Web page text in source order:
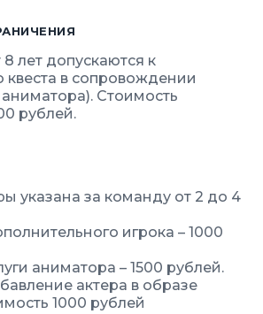
8 лет допускаются к
в сопровождении
Стоимость
рублей.
указана за команду от 2 до 4
игрока – 1000
аниматора – 1500 рублей.
актера в образе
1000 рублей